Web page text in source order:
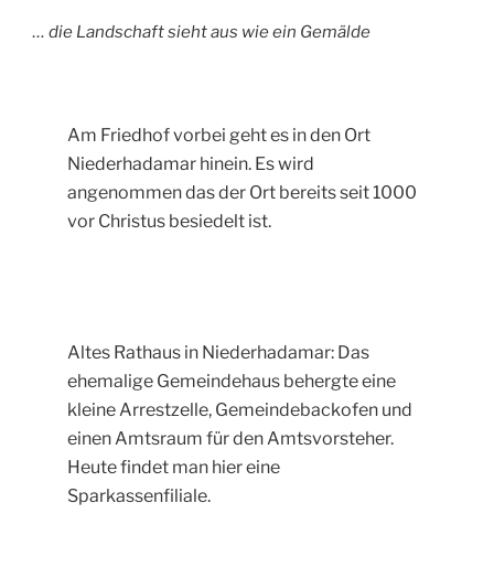
… die Landschaft sieht aus wie ein Gemälde
Am Friedhof vorbei geht es in den Ort
Niederhadamar hinein. Es wird
angenommen das der Ort bereits seit 1000
vor Christus besiedelt ist.
Altes Rathaus in Niederhadamar: Das
ehemalige Gemeindehaus behergte eine
kleine Arrestzelle, Gemeindebackofen und
einen Amtsraum für den Amtsvorsteher.
Heute findet man hier eine
Sparkassenfiliale.